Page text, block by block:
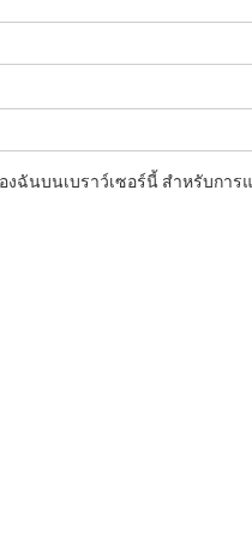
ฉันบนเบราว์เซอร์นี้ สำหรับการ